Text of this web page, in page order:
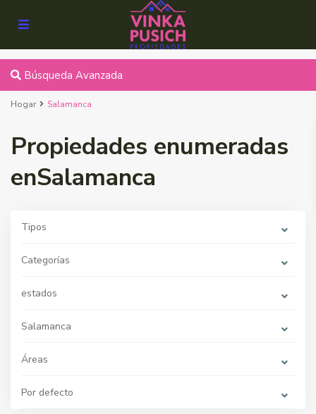
Búsqueda Avanzada
Hogar Salamanca
Propiedades enumeradas
enSalamanca
Tipos
Categorías
estados
Salamanca
Áreas
Por defecto